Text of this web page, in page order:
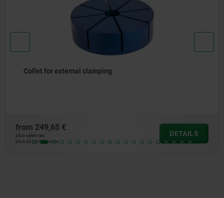
Centring elements adjustable
plus shipping costs